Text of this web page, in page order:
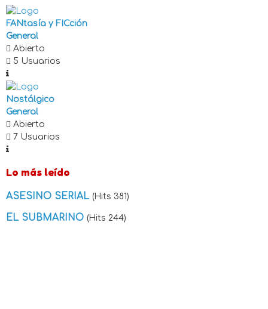
FANtasía y FICción
General
Abierto
5 Usuarios
Nostálgico
General
Abierto
7 Usuarios
Lo más leído
ASESINO SERIAL (Hits 381)
EL SUBMARINO (Hits 244)